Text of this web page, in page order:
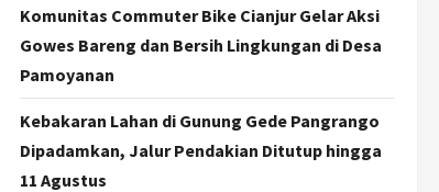
Komunitas Commuter Bike Cianjur Gelar Aksi
Gowes Bareng dan Bersih Lingkungan di Desa
Pamoyanan
Kebakaran Lahan di Gunung Gede Pangrango
Dipadamkan, Jalur Pendakian Ditutup hingga
11 Agustus
Jogja
Gunungkidul Gelar Open
Sepatu Roda di Pantai
Sepanjang